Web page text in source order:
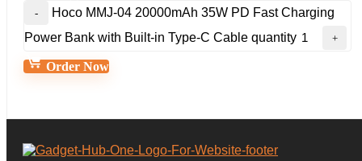
Hoco MMJ-04 20000mAh 35W PD Fast Charging
Power Bank with Built-in Type-C Cable quantity
Order Now